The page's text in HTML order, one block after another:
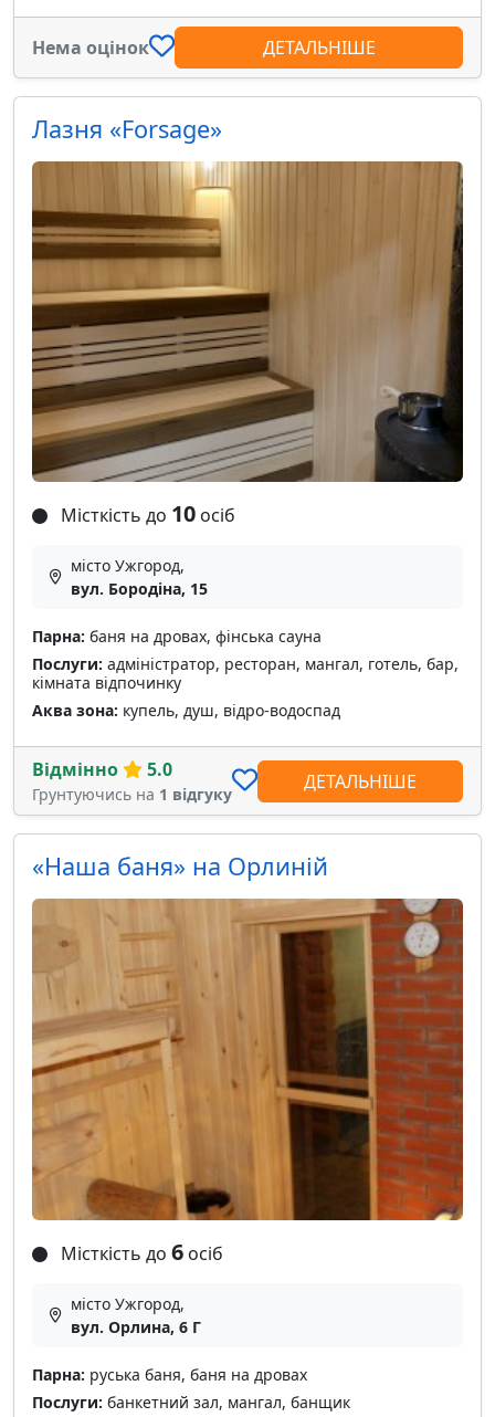
Нема оцінок ДЕТАЛЬНІШЕ
Лазня «Forsage»
Місткість до 10 осіб
місто Ужгород,
вул. Бородіна, 15
Парна: баня на дровах, фінська сауна
Послуги: адміністратор, ресторан, мангал, готель, бар,
кімната відпочинку
Аква зона: купель, душ, відро-водоспад
Відмінно 5.0
Грунтуючись на 1 відгуку
ДЕТАЛЬНІШЕ
«Наша баня» на Орлиній
Місткість до 6 осіб
місто Ужгород,
вул. Орлина, 6 Г
Парна: руська баня, баня на дровах
Послуги: банкетний зал, мангал, банщик